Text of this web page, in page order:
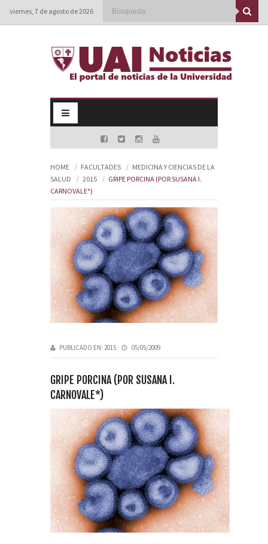
viernes, 7 de agosto de 2026
HOME FACULTADES
MEDICINA Y CIENCIAS DE LA
SALUD
2015
GRIPE PORCINA (POR SUSANA I.
CARNOVALE*)
PUBLICADO EN: 2015 05/05/2009
GRIPE PORCINA (POR SUSANA I.
CARNOVALE*)